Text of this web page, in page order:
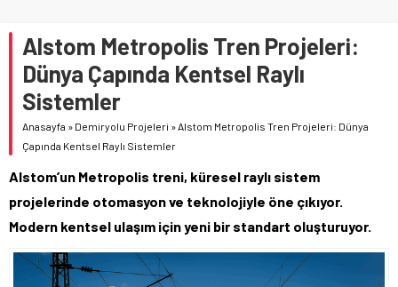
Alstom Metropolis Tren Projeleri:
Dünya Çapında Kentsel Raylı
Sistemler
Anasayfa » Demiryolu Projeleri »Alstom Metropolis Tren Projeleri: Dünya
Çapında Kentsel Raylı Sistemler
Alstom’un Metropolis treni, küresel raylı sistem
projelerinde otomasyon ve teknolojiyle öne çıkıyor.
Modern kentsel ulaşım için yeni bir standart oluşturuyor.